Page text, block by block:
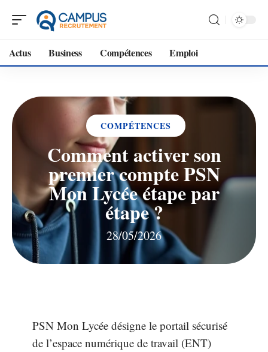
Actus Business Compétences Emploi
COMPÉTENCES
Comment activer son
premier compte PSN
Mon Lycée étape par
étape ?
28/05/2026
PSN Mon Lycée désigne le portail sécurisé
de l’espace numérique de travail (ENT)